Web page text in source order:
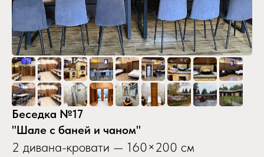
Беседка №17
"Шале с баней и чаном"
2 дивана-кровати — 160×200 см